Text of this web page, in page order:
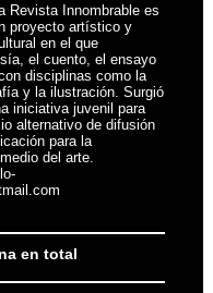
Revista Innombrable es
proyecto artístico y
en el que
el cuento, el ensayo
disciplinas como la
y la ilustración. Surgió
iniciativa juvenil para
alternativo de difusión
para la
del arte.
en total